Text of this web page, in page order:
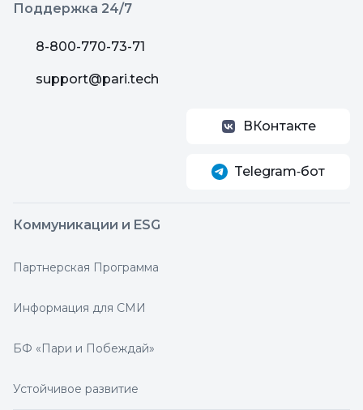
Поддержка 24/7
8-800-770-73-71
support@pari.tech
ВКонтакте
Telegram‑бот
Коммуникации и ESG
Партнерская Программа
Информация для СМИ
БФ «Пари и Побеждай»
Устойчивое развитие